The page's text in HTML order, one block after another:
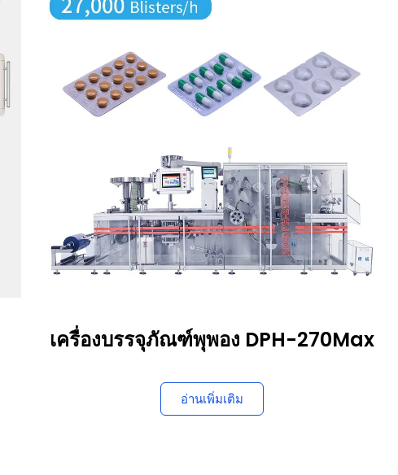
เครื่องบรรจุภัณฑ์พุพอง DPH-270Max
อ่านเพิ่มเติม